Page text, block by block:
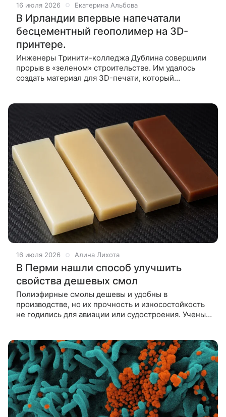
16 июля 2026 Екатерина Альбова
В Ирландии впервые напечатали
бесцементный геополимер на 3D-
принтере.
Инженеры Тринити-колледжа Дублина совершили
прорыв в «зеленом» строительстве. Им удалось
создать материал для 3D-печати, который
16 июля 2026 Алина Лихота
В Перми нашли способ улучшить
свойства дешевых смол
Полиэфирные смолы дешевы и удобны в
производстве, но их прочность и износостойкость
не годились для авиации или судостроения. Ученые